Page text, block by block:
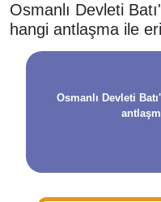
Osmanlı Devleti
hangi antlaşma ile
Osmanlı Devleti